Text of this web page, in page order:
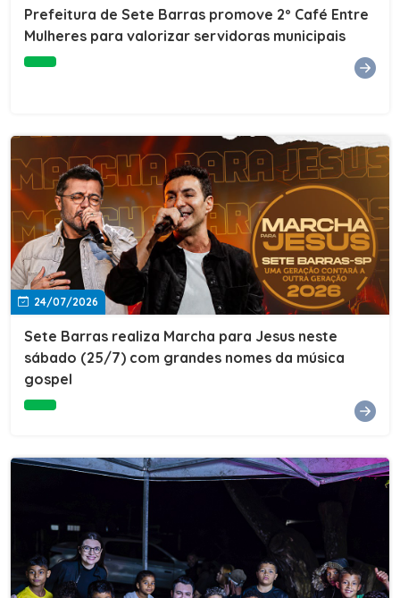
Prefeitura de Sete Barras promove 2º Café Entre
Mulheres para valorizar servidoras municipais
24/07/2026
Sete Barras realiza Marcha para Jesus neste
sábado (25/7) com grandes nomes da música
gospel